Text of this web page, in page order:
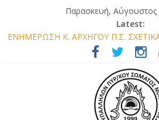
Παρασκευή, Αύγουστος
Latest:
ΕΝΗΜΕΡΩΣΗ Κ. ΑΡΧΗΓΟΥ Π.Σ.
ΘΕΣΕΙΣ ΝΟΜΟΥ ΜΕΣΣΗΝΙΑΣ 2026
ΕΝΗΜΕΡΩΣΗ ΜΕΛΩΝ – ΕΠΙΣΚΕΨΗ
ΚΛΙΜΑΚΙΑ ΤΟΥ ΝΟΜΟΥ ΜΑΣ
ΕΝΗΜΕΡΩΣΗ ΜΕΛΩΝ ΓΙΑ ΕΠΙΣΚΕΨΕΙΣ
ΕΝΗΜΕΡΩΣΗ ΜΕΛΩΝ – ΕΠΙΣΚΕΨΗ
ΕΠΙΣΤΟΛΗ ΓΙΑ ΣΧΕΔΙΟ ΔΑΣΩΝ 2026